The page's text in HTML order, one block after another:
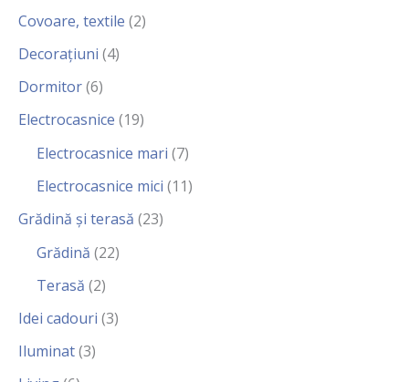
Covoare, textile (2)
Decorațiuni (4)
Dormitor(6)
Electrocasnice (19)
Electrocasnice mari (7)
Electrocasnice mici (11)
Grădină și terasă (23)
Grădină (22)
Terasă (2)
Idei cadouri (3)
Iluminat(3)